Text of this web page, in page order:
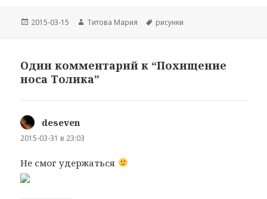
Опубликовано
2015-03-15 Автор
Титова Мария Метки
рисунки
Один комментарий к “Похищение
носа Толика”
deseven
2015-03-31 в 23:03
Не смог удержаться